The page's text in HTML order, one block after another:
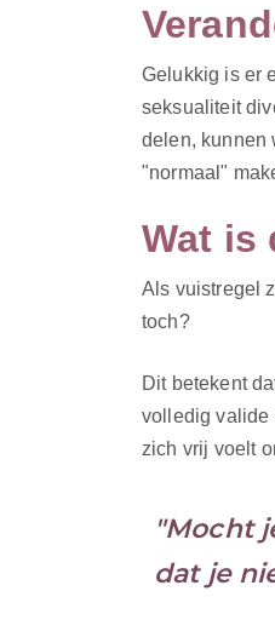
Gelukkig is er
seksualiteit
delen, kunnen
"normaal"
Wat is
Als vuistregel
toch?
Dit betekent
volledig valide
zich vrij voelt
"Mocht
dat je